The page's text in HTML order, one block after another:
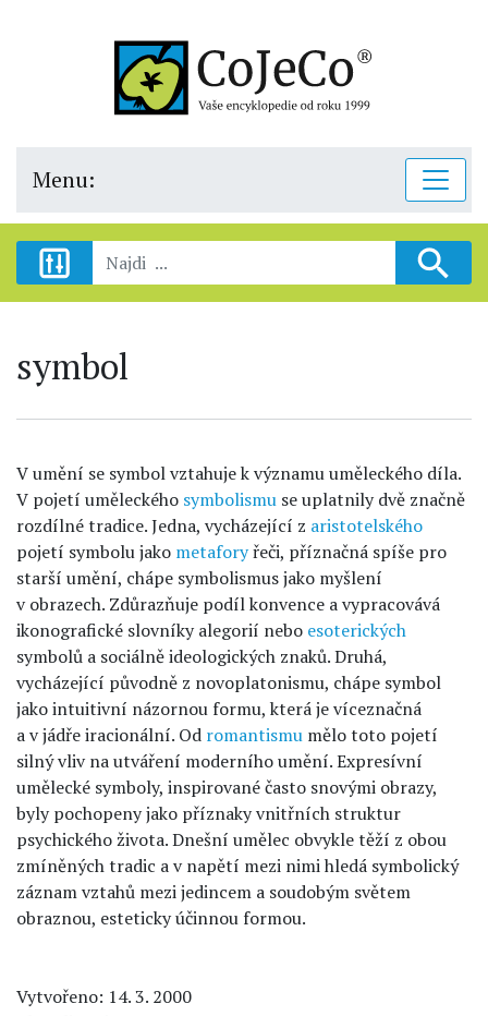
Menu:
symbol
V umění se symbol vztahuje k významu uměleckého díla.
V pojetí uměleckého symbolismu se uplatnily dvě značně
rozdílné tradice. Jedna, vycházející z aristotelského
pojetí symbolu jako metaforyřeči, příznačná spíše pro
starší umění, chápe symbolismus jako myšlení
v obrazech. Zdůrazňuje podíl konvence a vypracovává
ikonografické slovníky alegorií nebo esoterických
symbolů a sociálně ideologických znaků. Druhá,
vycházející původně z novoplatonismu, chápe symbol
jako intuitivní názornou formu, která je víceznačná
a v jádře iracionální. Od romantismu mělo toto pojetí
silný vliv na utváření moderního umění. Expresívní
umělecké symboly, inspirované často snovými obrazy,
byly pochopeny jako příznaky vnitřních struktur
psychického života. Dnešní umělec obvykle těží z obou
zmíněných tradic a v napětí mezi nimi hledá symbolický
záznam vztahů mezi jedincem a soudobým světem
obraznou, esteticky účinnou formou.
Vytvořeno: 14. 3. 2000